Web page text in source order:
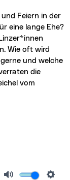
eine lange Ehe?
Wie oft wird
und welche
die
vom